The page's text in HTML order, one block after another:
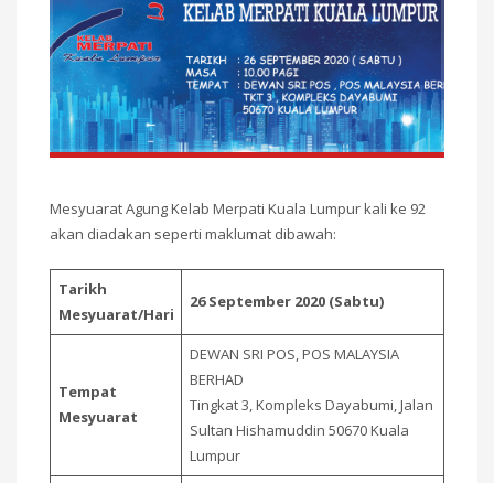
Mesyuarat Agung Kelab Merpati Kuala Lumpur kali ke 92
akan diadakan seperti maklumat dibawah:
Tarikh
Mesyuarat/Hari
26 September 2020 (Sabtu)
Tempat
Mesyuarat
DEWAN SRI POS, POS MALAYSIA
BERHAD
Tingkat 3, Kompleks Dayabumi, Jalan
Sultan Hishamuddin 50670 Kuala
Lumpur